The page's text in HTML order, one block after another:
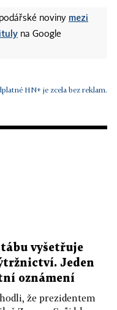
noviny mezi
na Google
HN+ je zcela bez reklam.
vyšetřuje
Jeden
oznámení
že prezidentem